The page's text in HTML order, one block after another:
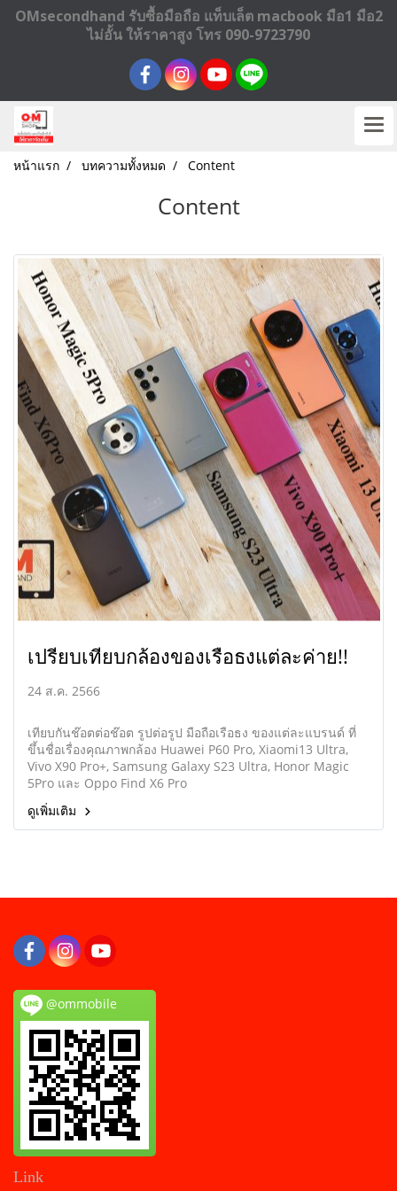
OMsecondhand รับซื้อมือถือ แท็บเล็ต macbook มือ1 มือ2
ไม่อั้น ให้ราคาสูง โทร 090-9723790
หน้าแรก บทความทั้งหมด Content
Content
เปรียบเทียบกล้องของเรือธงแต่ละค่าย!!
24 ส.ค. 2566
เทียบกันช๊อตต่อช๊อต รูปต่อรูป มือถือเรือธง ของแต่ละแบรนด์ ที่
ขึ้นชื่อเรื่องคุณภาพกล้อง Huawei P60 Pro, Xiaomi13 Ultra,
Vivo X90 Pro+, Samsung Galaxy S23 Ultra, Honor Magic
5Pro และ Oppo Find X6 Pro
ดูเพิ่มเติม
@ommobile
Link